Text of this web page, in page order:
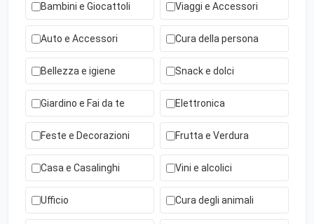
Bambini e Giocattoli Viaggi e Accessori
Auto e Accessori Cura della persona
Bellezza e igiene Snack e dolci
Giardino e Fai da te Elettronica
Feste e Decorazioni Frutta e Verdura
Casa e Casalinghi Vini e alcolici
Ufficio Cura degli animali